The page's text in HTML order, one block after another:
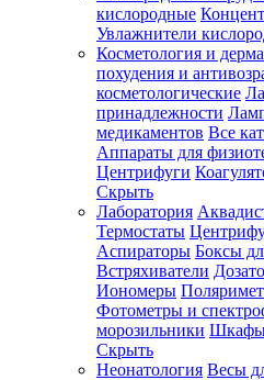
кислородные
Увлажнители
Косметология и
похудения и
косметологические
принадлежности
медикаментов Все
Аппараты для
Центрифуги
Скрыть
Лаборатория
Термостаты
Аспираторы Боксы
Встряхиватели
Иономеры
Фотометры и
морозильники Шкафы
Скрыть
Неонатология Весы